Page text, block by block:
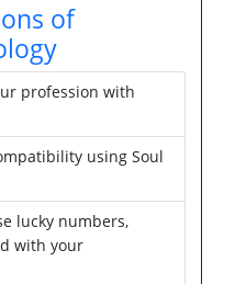
of
profession with
using Soul
lucky numbers,
with your